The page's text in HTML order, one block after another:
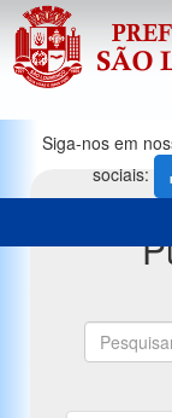
Siga-nos em
sociais: